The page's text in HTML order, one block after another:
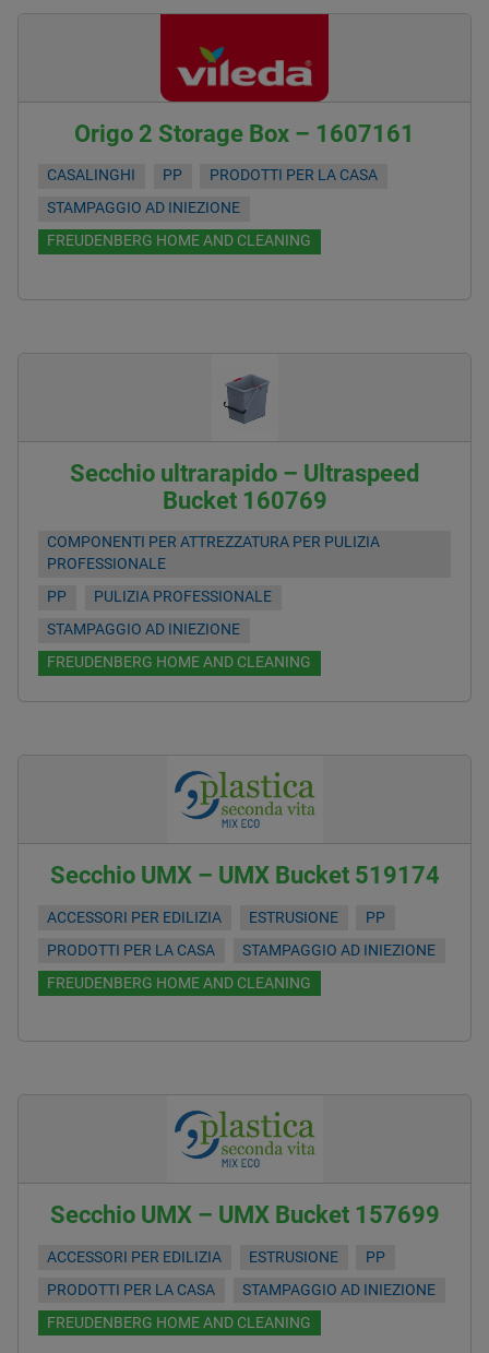
Origo 2 Storage Box – 1607161
CASALINGHI PP
PRODOTTI PER LA CASA
STAMPAGGIO AD INIEZIONE
FREUDENBERG HOME AND CLEANING
Secchio ultrarapido – Ultraspeed
Bucket 160769
COMPONENTI PER ATTREZZATURA PER PULIZIA
PROFESSIONALE
PP
PULIZIA PROFESSIONALE
STAMPAGGIO AD INIEZIONE
FREUDENBERG HOME AND CLEANING
Secchio UMX – UMX Bucket 519174
ACCESSORI PER EDILIZIA ESTRUSIONE
PP
PRODOTTI PER LA CASA
STAMPAGGIO AD INIEZIONE
FREUDENBERG HOME AND CLEANING
Secchio UMX – UMX Bucket 157699
ACCESSORI PER EDILIZIA ESTRUSIONE
PP
PRODOTTI PER LA CASA
STAMPAGGIO AD INIEZIONE
FREUDENBERG HOME AND CLEANING